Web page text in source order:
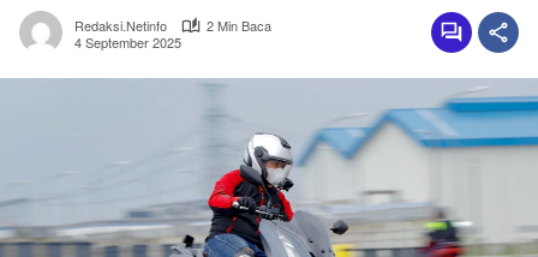
Redaksi.netinfo
2 Min Baca
4 September 2025